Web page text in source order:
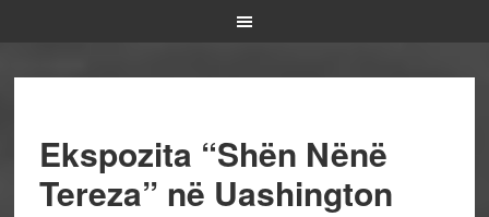
Ekspozita “Shën Nënë
Tereza” në Uashington